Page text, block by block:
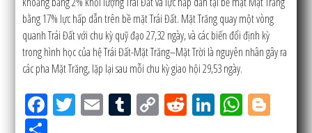
bằng 17% lực hấp dẫn trên bề mặt Trái Đất. Mặt Trăng quay một vòng
quanh Trái Đất với chu kỳ quỹ đạo 27,32 ngày, và các biến đổi định kỳ
trong hình học của hệ Trái Đất-Mặt Trăng–Mặt Trời là nguyên nhân gây ra
các pha Mặt Trăng, lặp lại sau mỗi chu kỳ giao hội 29,53 ngày.
Fac Tw Em Tu Co Re Lin W